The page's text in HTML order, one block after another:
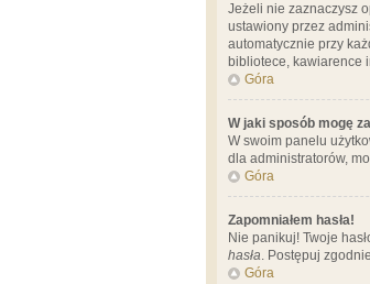
Jeżeli nie zaznaczysz
ustawiony przez
automatycznie przy
bibliotece, kawiarence
Góra
W jaki sposób mogę
W swoim panelu
dla administratorów,
Góra
Zapomniałem hasła!
Nie panikuj! Twoje
hasła. Postępuj
Góra